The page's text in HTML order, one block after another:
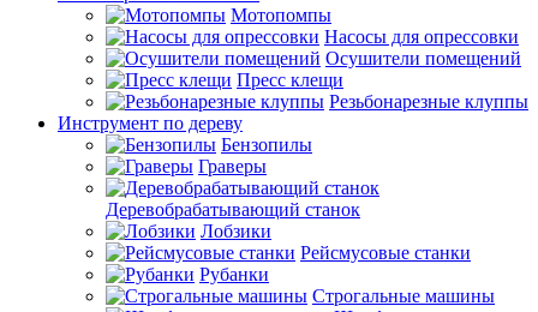
Мотопомпы
Насосы для опрессовки
Осушители помещений
Пресс клещи
Резьбонарезные клуппы
Инструмент по дереву
Бензопилы
Граверы
Деревобрабатывающий станок
Лобзики
Рейсмусовые станки
Рубанки
Строгальные машины